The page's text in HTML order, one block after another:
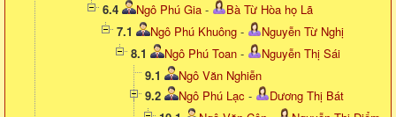
6.4
Ngô Phú Gia -
Bà Từ Hòa họ Lã
7.1
Ngô Phú Khuông -
Nguyễn Từ Nghị
8.1
Ngô Phú Toan -
Nguyễn Thị Sái
9.1
Ngô Văn Nghiễn
9.2
Ngô Phú Lạc -
Dương Thị Bát